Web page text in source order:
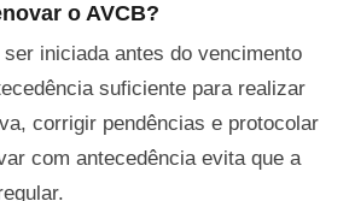
o AVCB?
iniciada antes do vencimento
suficiente para realizar
corrigir pendências e protocolar
com antecedência evita que a